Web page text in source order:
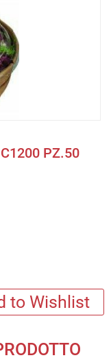
C1200 PZ.50
to Wishlist